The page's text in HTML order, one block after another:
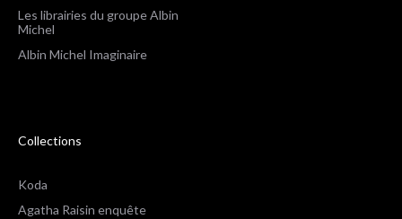
Les librairies du groupe Albin
Michel
Albin Michel Imaginaire
Collections
Koda
Agatha Raisin enquête